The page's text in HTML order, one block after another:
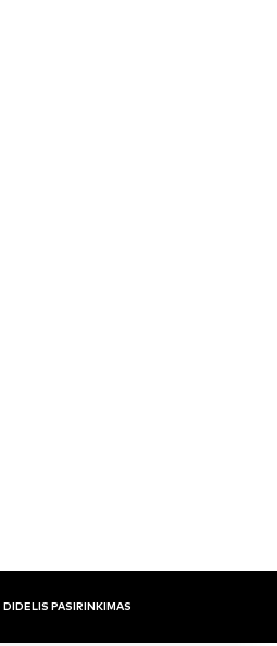
DIDELIS PASIRINKIMAS